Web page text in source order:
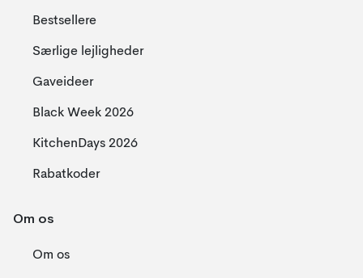
Bestsellere
Særlige lejligheder
Gaveideer
Black Week 2026
KitchenDays 2026
Rabatkoder
Om os
Om os